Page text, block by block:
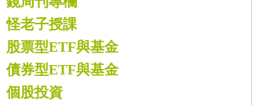
怪老子授課
股票型ETF與基金
債券型ETF與基金
個股投資